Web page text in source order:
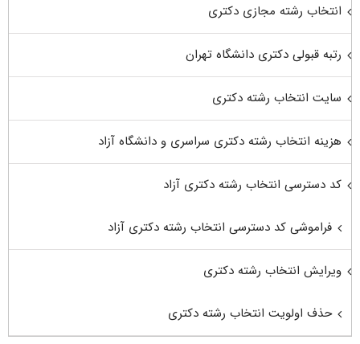
انتخاب رشته مجازی دکتری
رتبه قبولی دکتری دانشگاه تهران
سایت انتخاب رشته دکتری
هزینه انتخاب رشته دکتری سراسری و دانشگاه آزاد
کد دسترسی انتخاب رشته دکتری آزاد
فراموشی کد دسترسی انتخاب رشته دکتری آزاد
ویرایش انتخاب رشته دکتری
حذف اولویت انتخاب رشته دکتری